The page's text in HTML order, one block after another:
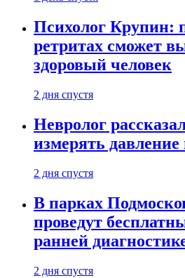
Психолог Крупин:
ретритах сможет
здоровый человек
2 дня спустя
Невролог
измерять давление
2 дня спустя
В парках
проведут
ранней
2 дня спустя